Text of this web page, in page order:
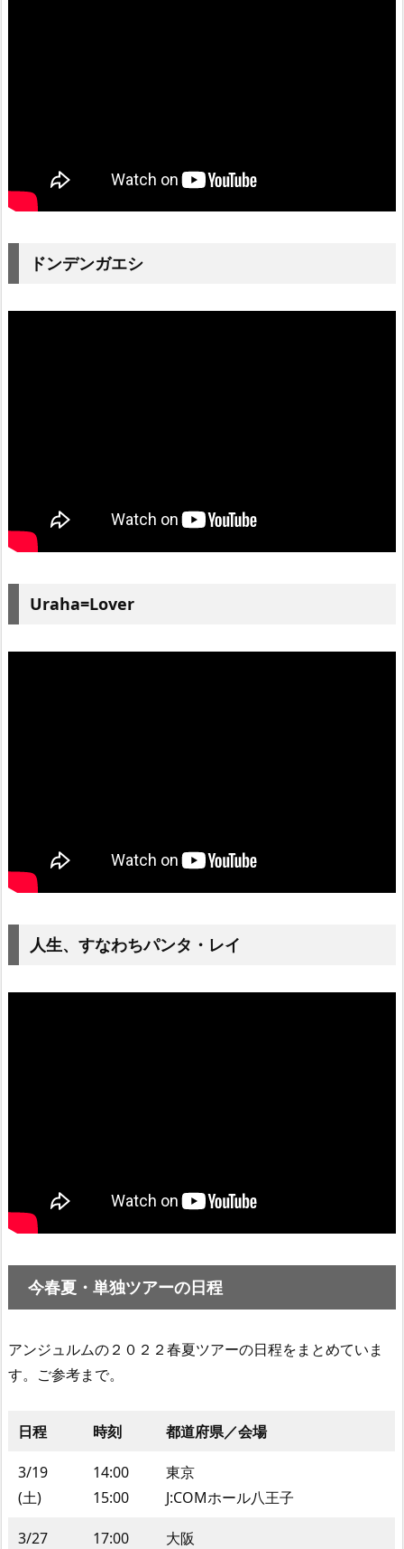
ドンデンガエシ
Uraha=Lover
人生、すなわちパンタ・レイ
今春夏・単独ツアーの日程
アンジュルムの２０２２春夏ツアーの日程をまとめていま
す。ご参考まで。
日程 時刻 都道府県／会場
3/19
(土)
14:00
15:00
東京
J:COMホール八王子
3/27
17:00
大阪